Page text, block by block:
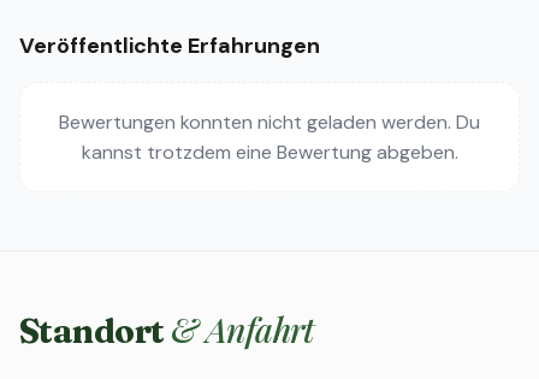
Veröffentlichte Erfahrungen
Bewertungen konnten nicht geladen werden. Du
kannst trotzdem eine Bewertung abgeben.
Standort & Anfahrt